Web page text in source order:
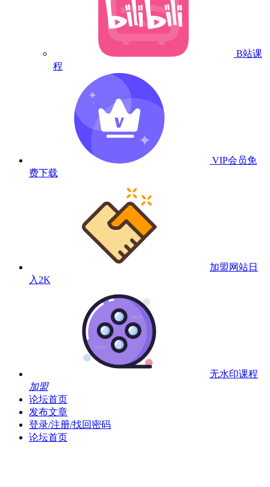
B站课
程
VIP会员免
费下载
加盟网站日
入2K
无水印课程
加盟
论坛首页
发布文章
登录/注册/找回密码
论坛首页